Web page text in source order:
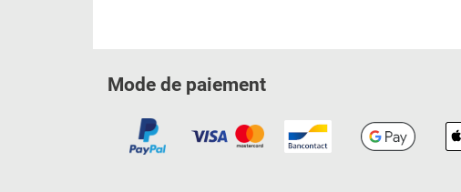
Mode de paiement